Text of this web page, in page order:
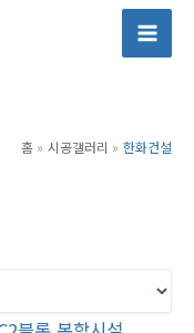
홈 시공갤러리 한화건설